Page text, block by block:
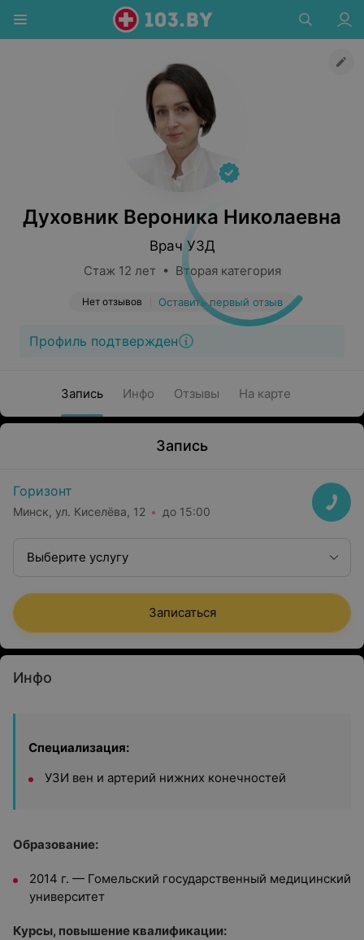
Духовник Вероника Николаевна
Врач УЗД
Стаж 12 лет • Вторая категория
Нет отзывов Оставить первый отзыв
Профиль подтвержден
Запись Инфо Отзывы На карте
Запись
Горизонт
Минск, ул. Киселёва, 12 до 15:00
Выберите услугу
Записаться
Инфо
Специализация:
УЗИ вен и артерий нижних конечностей
Образование:
2014 г. — Гомельский государственный медицинский
университет
Курсы, повышение квалификации: